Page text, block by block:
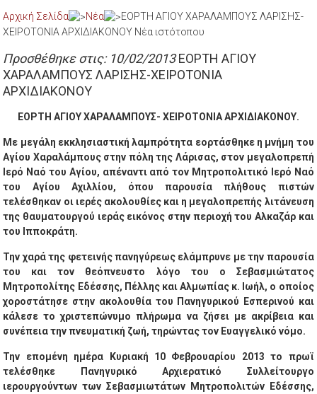
Αρχική Σελίδα Νέα
ΕΟΡΤΗ ΑΓΙΟΥ ΧΑΡΑΛΑΜΠΟΥΣ ΛΑΡΙΣΗΣ-
XEIΡΟΤΟΝΙΑ ΑΡΧΙΔΙΑΚΟΝΟΥ Νέα ιστότοπου
Προσθέθηκε στις: 10/02/2013ΕΟΡΤΗ ΑΓΙΟΥ
ΧΑΡΑΛΑΜΠΟΥΣ ΛΑΡΙΣΗΣ-XEIΡΟΤΟΝΙΑ
ΑΡΧΙΔΙΑΚΟΝΟΥ
ΕΟΡΤΗ ΑΓΙΟΥ ΧΑΡΑΛΑΜΠΟΥΣ- ΧΕΙΡΟΤΟΝΙΑ ΑΡΧΙΔΙΑΚΟΝΟΥ.
Με μεγάλη εκκλησιαστική λαμπρότητα εορτάσθηκε η μνήμη του
Αγίου Χαραλάμπους στην πόλη της Λάρισας, στον μεγαλοπρεπή
Ιερό Ναό του Αγίου, απέναντι από τον Μητροπολιτικό Ιερό Ναό
του Αγίου Αχιλλίου, όπου παρουσία πλήθους πιστών
τελέσθηκαν οι ιερές ακολουθίες και η μεγαλοπρεπής λιτάνευση
της θαυματουργού ιεράς εικόνος στην περιοχή του Αλκαζάρ και
του Ιπποκράτη.
Την χαρά της φετεινής πανηγύρεως ελάμπρυνε με την παρουσία
του και τον θεόπνευστο λόγο του ο Σεβασμιώτατος
Μητροπολίτης Εδέσσης, Πέλλης και Αλμωπίας κ. Ιωήλ, ο οποίος
χοροστάτησε στην ακολουθία του Πανηγυρικού Εσπερινού και
κάλεσε το χριστεπώνυμο πλήρωμα να ζήσει με ακρίβεια και
συνέπεια την πνευματική ζωή, τηρώντας τον Ευαγγελικό νόμο.
Την επομένη ημέρα Κυριακή 10 Φεβρουαρίου 2013 το πρωϊ
τελέσθηκε Πανηγυρικό Αρχιερατικό Συλλείτουργο
ιερουργούντων των Σεβασμιωτάτων Μητροπολιτών Εδέσσης,